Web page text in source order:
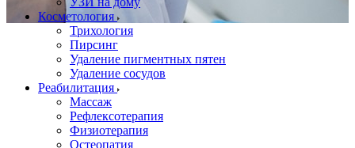
Косметология
Трихология
Пирсинг
Удаление пигментных пятен
Удаление сосудов
Реабилитация
Массаж
Рефлексотерапия
Физиотерапия
Остеопатия